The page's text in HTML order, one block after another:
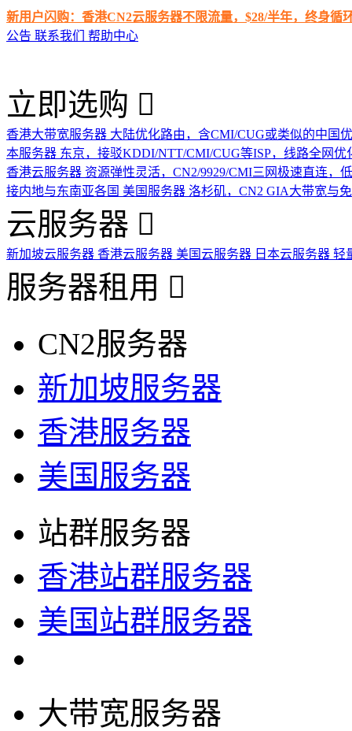
新用户闪购：香港CN2云服务器不限流量，$28/半年，终身循
公告 联系我们 帮助中心
立即选购
香港大带宽服务器 大陆优化路由，含CMI/CUG或类似的中国
本服务器 东京，接驳KDDI/NTT/CMI/CUG等ISP，线路全网优
香港云服务器 资源弹性灵活，CN2/9929/CMI三网极速直连，
接内地与东南亚各国 美国服务器 洛杉矶，CN2 GIA大带宽与
云服务器
新加坡云服务器 香港云服务器 美国云服务器 日本云服务器 轻
服务器租用
CN2服务器
新加坡服务器
香港服务器
美国服务器
站群服务器
香港站群服务器
美国站群服务器
大带宽服务器